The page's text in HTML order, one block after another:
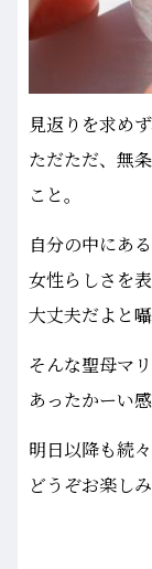
見返りを求めず
ただただ、無
こと。
自分の中にあ
女性らしさを
大丈夫だよと
そんな聖母マ
あったかーい
明日以降も続
どうぞお楽し